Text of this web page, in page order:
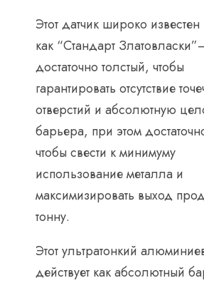
Этот датчик широко
как “Стандарт
достаточно толстый, чтобы
гарантировать отсутствие
отверстий и абсолютную
барьера, при этом
чтобы свести к минимуму
использование металла и
максимизировать выход
тонну.
Этот ультратонкий
действует как абсолютный